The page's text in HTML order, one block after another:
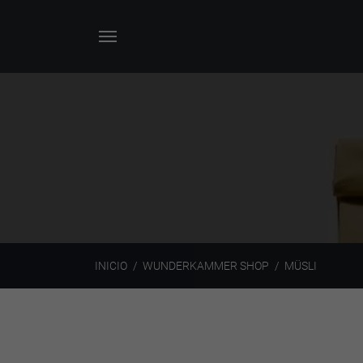
INICIO WUNDERKAMMER SHOP MÜSLI